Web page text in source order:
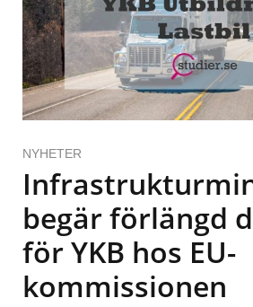
NYHETER
begär förlängd
för YKB hos EU-
kommissionen